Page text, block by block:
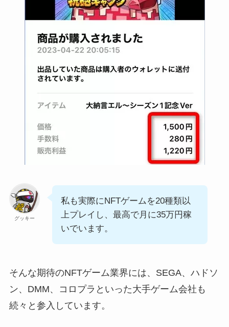
グッキー
私も実際にNFTゲームを20種類以
上プレイし、最高で月に35万円稼
いでいます。
そんな期待のNFTゲーム業界には、SEGA、ハドソ
ン、DMM、コロプラといった大手ゲーム会社も
続々と参入しています。